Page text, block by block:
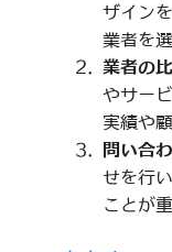
ザイン
業者を
業者の
やサー
実績や
問い合
せを行
ことが